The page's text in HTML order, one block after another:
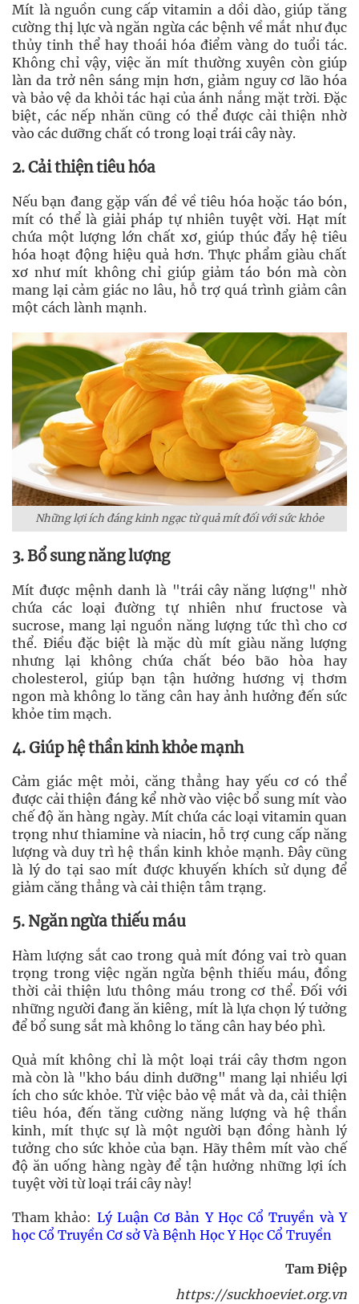
Mít là nguồn cung cấp vitamin a dồi dào, giúp tăng
cường thị lực và ngăn ngừa các bệnh về mắt như đục
thủy tinh thể hay thoái hóa điểm vàng do tuổi tác.
Không chỉ vậy, việc ăn mít thường xuyên còn giúp
làn da trở nên sáng mịn hơn, giảm nguy cơ lão hóa
và bảo vệ da khỏi tác hại của ánh nắng mặt trời. Đặc
biệt, các nếp nhăn cũng có thể được cải thiện nhờ
vào các dưỡng chất có trong loại trái cây này.
2. Cải thiện tiêu hóa
Nếu bạn đang gặp vấn đề về tiêu hóa hoặc táo bón,
mít có thể là giải pháp tự nhiên tuyệt vời. Hạt mít
chứa một lượng lớn chất xơ, giúp thúc đẩy hệ tiêu
hóa hoạt động hiệu quả hơn. Thực phẩm giàu chất
xơ như mít không chỉ giúp giảm táo bón mà còn
mang lại cảm giác no lâu, hỗ trợ quá trình giảm cân
một cách lành mạnh.
Những lợi ích đáng kinh ngạc từ quả mít đối với sức khỏe
3. Bổ sung năng lượng
Mít được mệnh danh là "trái cây năng lượng" nhờ
chứa các loại đường tự nhiên như fructose và
sucrose, mang lại nguồn năng lượng tức thì cho cơ
thể. Điều đặc biệt là mặc dù mít giàu năng lượng
nhưng lại không chứa chất béo bão hòa hay
cholesterol, giúp bạn tận hưởng hương vị thơm
ngon mà không lo tăng cân hay ảnh hưởng đến sức
khỏe tim mạch.
4. Giúp hệ thần kinh khỏe mạnh
Cảm giác mệt mỏi, căng thẳng hay yếu cơ có thể
được cải thiện đáng kể nhờ vào việc bổ sung mít vào
chế độ ăn hàng ngày. Mít chứa các loại vitamin quan
trọng như thiamine và niacin, hỗ trợ cung cấp năng
lượng và duy trì hệ thần kinh khỏe mạnh. Đây cũng
là lý do tại sao mít được khuyến khích sử dụng để
giảm căng thẳng và cải thiện tâm trạng.
5. Ngăn ngừa thiếu máu
Hàm lượng sắt cao trong quả mít đóng vai trò quan
trọng trong việc ngăn ngừa bệnh thiếu máu, đồng
thời cải thiện lưu thông máu trong cơ thể. Đối với
những người đang ăn kiêng, mít là lựa chọn lý tưởng
để bổ sung sắt mà không lo tăng cân hay béo phì.
Quả mít không chỉ là một loại trái cây thơm ngon
mà còn là "kho báu dinh dưỡng" mang lại nhiều lợi
ích cho sức khỏe. Từ việc bảo vệ mắt và da, cải thiện
tiêu hóa, đến tăng cường năng lượng và hệ thần
kinh, mít thực sự là một người bạn đồng hành lý
tưởng cho sức khỏe của bạn. Hãy thêm mít vào chế
độ ăn uống hàng ngày để tận hưởng những lợi ích
tuyệt vời từ loại trái cây này!
Tham khảo: Lý Luận Cơ Bản Y Học Cổ Truyền và Y
học Cổ Truyền Cơ sở Và Bệnh Học Y Học Cổ Truyền
Tam Điệp
https://suckhoeviet.org.vn